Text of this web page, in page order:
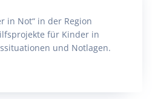
in Not“ in der Region
für Kinder in
und Notlagen.